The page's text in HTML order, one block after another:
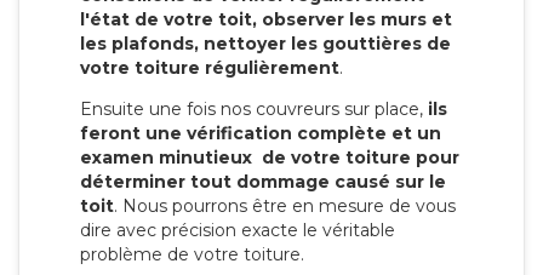
l'état de votre toit, observer les murs et
les plafonds, nettoyer les gouttières de
votre toiture régulièrement.
Ensuite une fois nos couvreurs sur place, ils
feront une vérification complète et un
examen minutieux de votre toiture pour
déterminer tout dommage causé sur le
toit. Nous pourrons être en mesure de vous
dire avec précision exacte le véritable
problème de votre toiture.